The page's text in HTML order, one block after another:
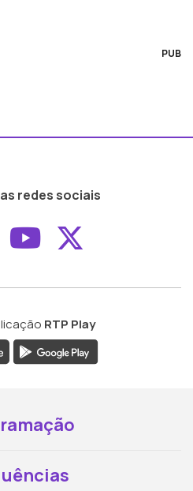
PUB
redes sociais
ao ao
Aceder ao
RTP Play